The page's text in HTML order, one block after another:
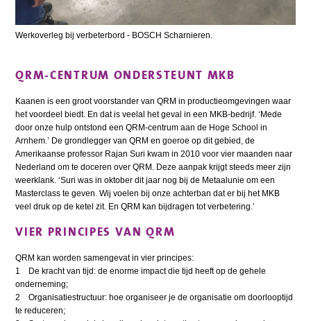
Werkoverleg bij verbeterbord - BOSCH Scharnieren.
QRM-CENTRUM ONDERSTEUNT MKB
Kaanen is een groot voorstander van QRM in productieomgevingen waar
het voordeel biedt. En dat is veelal het geval in een MKB-bedrijf. ‘Mede
door onze hulp ontstond een QRM-centrum aan de Hoge School in
Arnhem.’ De grondlegger van QRM en goeroe op dit gebied, de
Amerikaanse professor Rajan Suri kwam in 2010 voor vier maanden naar
Nederland om te doceren over QRM. Deze aanpak krijgt steeds meer zijn
weerklank. ‘Suri was in oktober dit jaar nog bij de Metaalunie om een
Masterclass te geven. Wij voelen bij onze achterban dat er bij het MKB
veel druk op de ketel zit. En QRM kan bijdragen tot verbetering.’
VIER PRINCIPES VAN QRM
QRM kan worden samengevat in vier principes:
1 De kracht van tijd: de enorme impact die tijd heeft op de gehele
onderneming;
2 Organisatiestructuur: hoe organiseer je de organisatie om doorlooptijd
te reduceren;